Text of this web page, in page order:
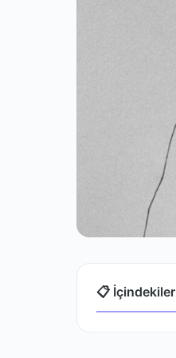
📋 İçindekiler